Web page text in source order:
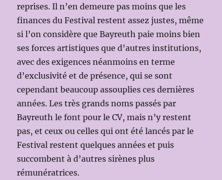
reprises. Il n’en demeure pas moins que les
finances du Festival restent assez justes, même
si l’on considère que Bayreuth paie moins bien
ses forces artistiques que d’autres institutions,
avec des exigences néanmoins en terme
d’exclusivité et de présence, qui se sont
cependant beaucoup assouplies ces dernières
années. Les très grands noms passés par
Bayreuth le font pour le CV, mais n’y restent
pas, et ceux ou celles qui ont été lancés par le
Festival restent quelques années et puis
succombent à d’autres sirènes plus
rémunératrices.